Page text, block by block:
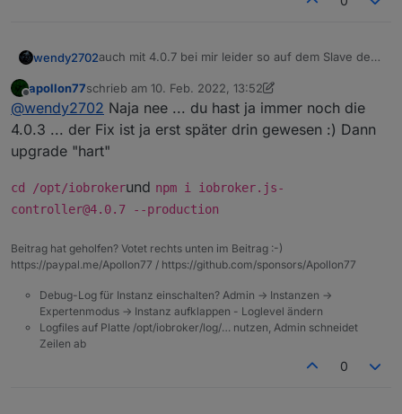
wendy2702auch mit 4.0.7 bei mir leider so auf dem Slave der
pi@pi-iobroker:~ $ iob upgrade self
Update js-controller from @4.0.3 to @4.0.7
NPM version: 6.14.16
Installing iobroker.js-
Could not check npm version: This
pi@pi-iobroker:~ $ cd /opt/iobroker/
pi@pi-iobroker:/opt/iobroker $ iob
NPM version: 6.14.16
Installing iobroker.js-controller@4.0.7...
Assuming that correct version is
Offline
apollon77schrieb am 10. Feb. 2022, 13:52
zuletzt editiert von wendy27022. Okt. 2022, 14:53
@wendy2702 Naja nee ... du hast ja immer noch die
4.0.3 ... der Fix ist ja erst später drin gewesen :) Dann
upgrade "hart"
cd /opt/iobrokerund npm i iobroker.js-
controller@4.0.7 --production
Beitrag hat geholfen? Votet rechts unten im Beitrag :-)
https://paypal.me/Apollon77 / https://github.com/sponsors/Apollon77
Debug-Log für Instanz einschalten? Admin -> Instanzen ->
Expertenmodus -> Instanz aufklappen - Loglevel ändern
Logfiles auf Platte /opt/iobroker/log/… nutzen, Admin schneidet
Zeilen ab
0